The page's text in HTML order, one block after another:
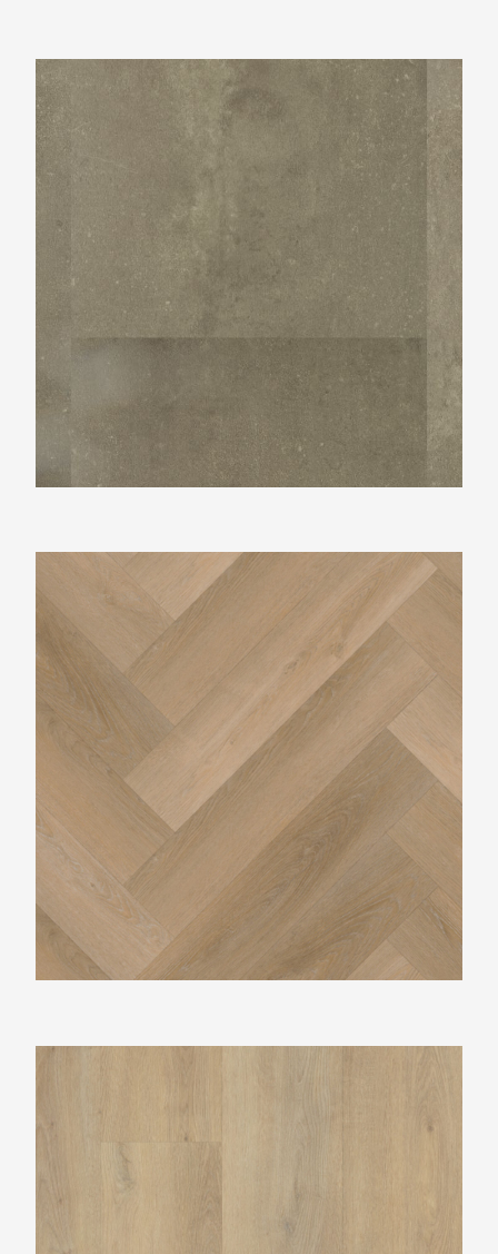
Montinique Beton Design M-38213
Belakos Attico Visgraat XL81